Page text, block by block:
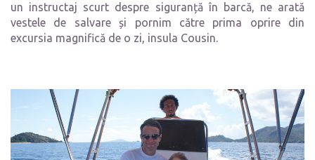
un instructaj scurt despre siguranță în barcă, ne arată
vestele de salvare și pornim către prima oprire din
excursia magnifică de o zi, insula Cousin.